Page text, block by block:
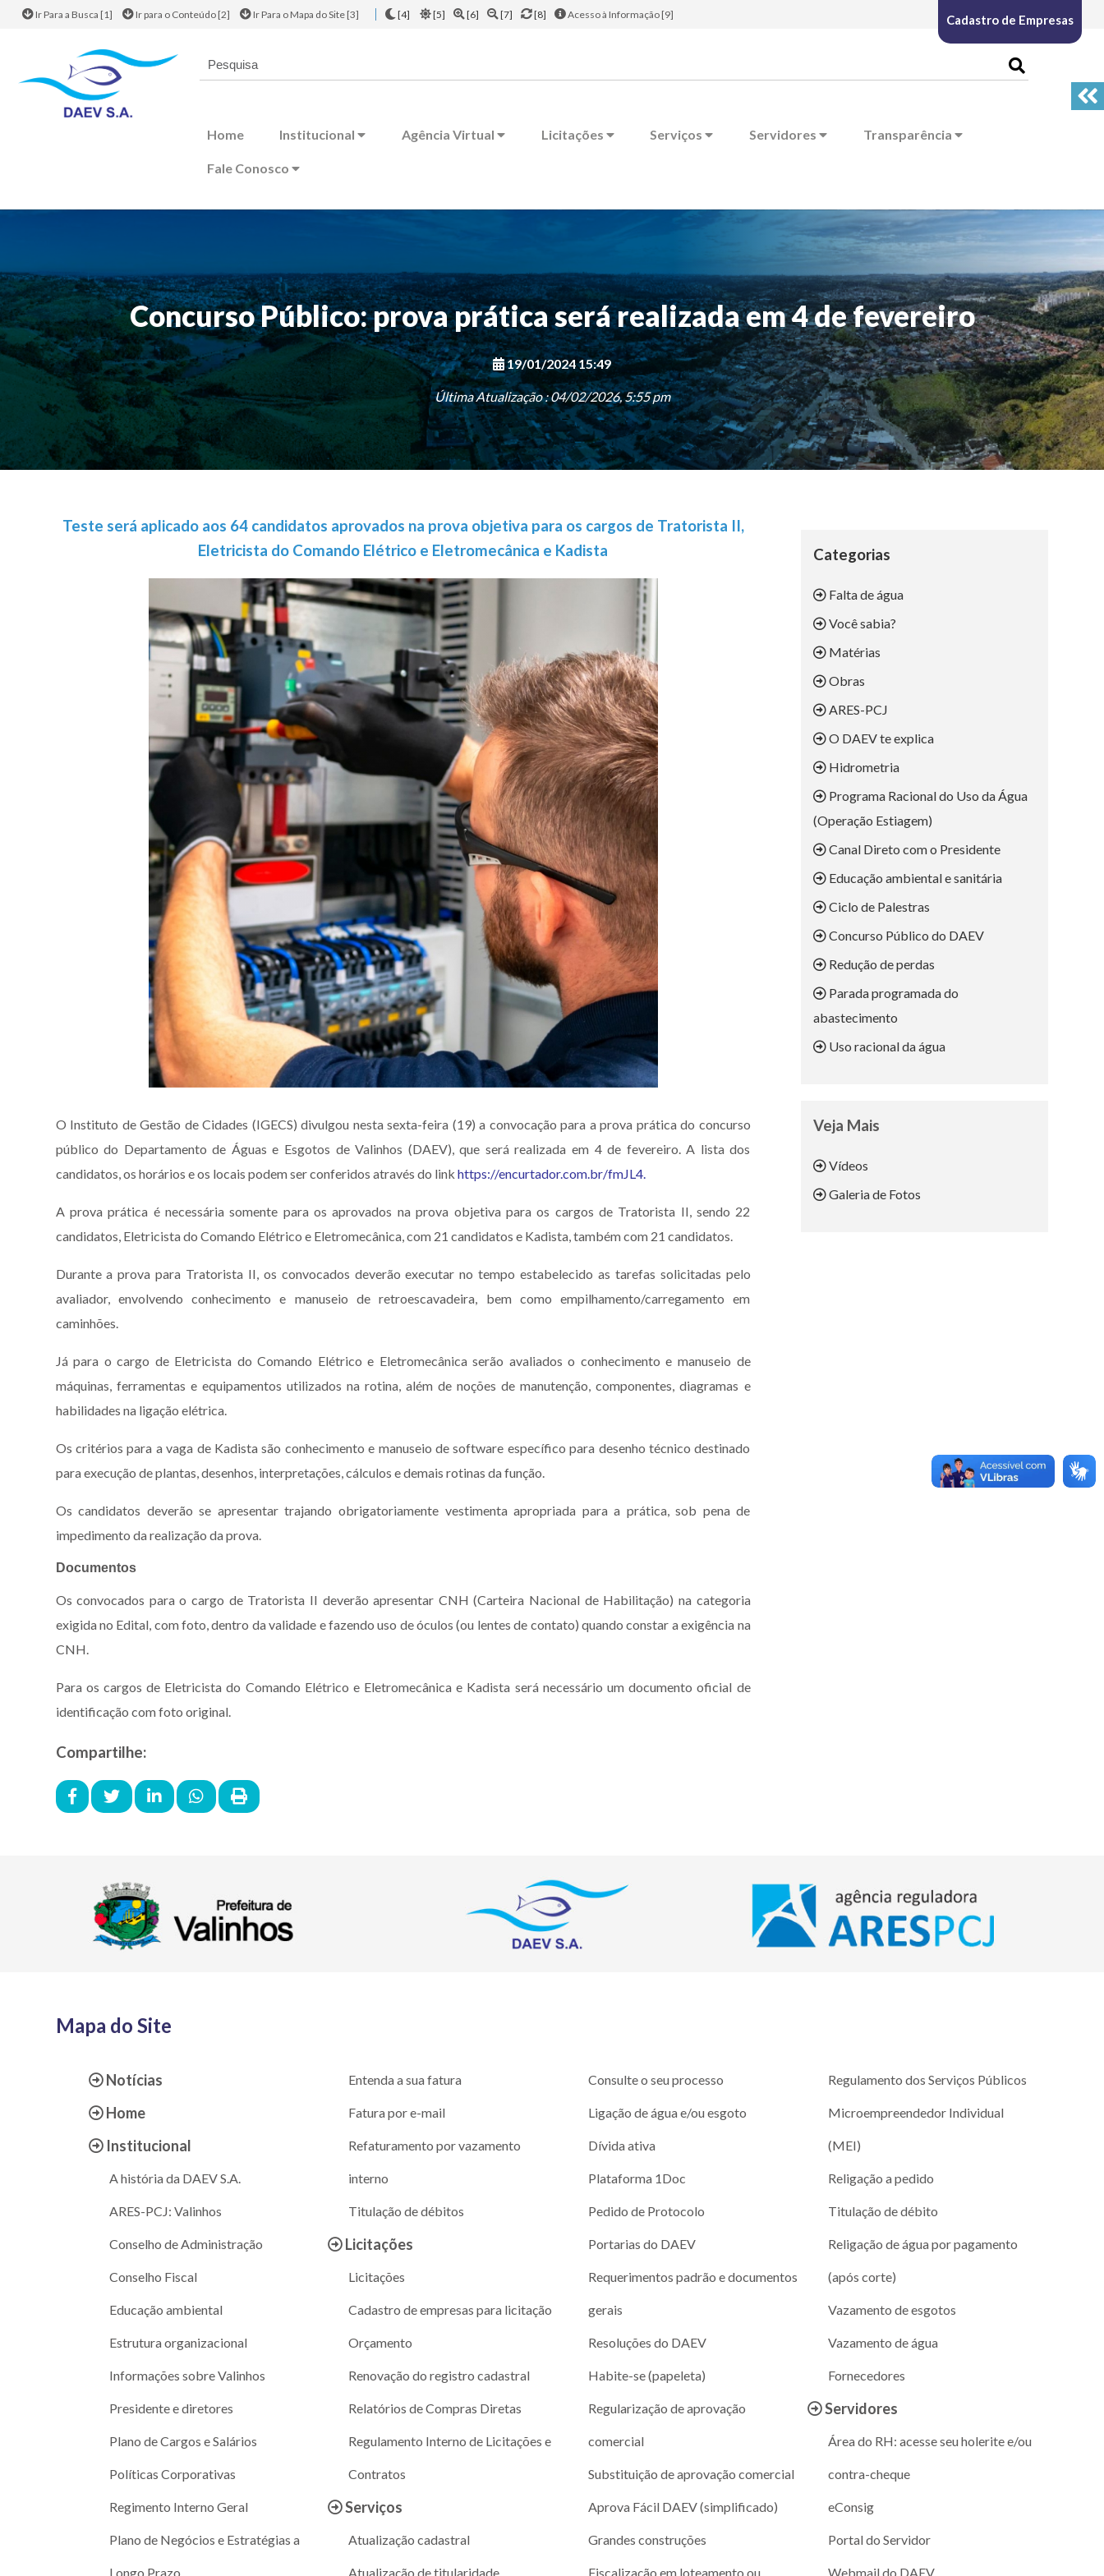
Ir Para a Busca [1] Ir para o Conteúdo [2] Ir Para o Mapa do Site [3] [4] [5] [6] [7] [8] Acesso à Informação [9] Cadastro de Empresas
Home Institucional Agência Virtual Licitações Serviços Servidores Transparência
Fale Conosco
Concurso Público: prova prática será realizada em 4 de fevereiro
19/01/2024 15:49
Última Atualização : 04/02/2026, 5:55 pm
Teste será aplicado aos 64 candidatos aprovados na prova objetiva para os cargos de Tratorista II,
Eletricista do Comando Elétrico e Eletromecânica e Kadista
O Instituto de Gestão de Cidades (IGECS) divulgou nesta sexta-feira (19) a convocação para a prova prática do concurso
público do Departamento de Águas e Esgotos de Valinhos (DAEV), que será realizada em 4 de fevereiro. A lista dos
candidatos, os horários e os locais podem ser conferidos através do link https://encurtador.com.br/fmJL4.
A prova prática é necessária somente para os aprovados na prova objetiva para os cargos de Tratorista II, sendo 22
candidatos, Eletricista do Comando Elétrico e Eletromecânica, com 21 candidatos e Kadista, também com 21 candidatos.
Durante a prova para Tratorista II, os convocados deverão executar no tempo estabelecido as tarefas solicitadas pelo
avaliador, envolvendo conhecimento e manuseio de retroescavadeira, bem como empilhamento/carregamento em
caminhões.
Já para o cargo de Eletricista do Comando Elétrico e Eletromecânica serão avaliados o conhecimento e manuseio de
máquinas, ferramentas e equipamentos utilizados na rotina, além de noções de manutenção, componentes, diagramas e
habilidades na ligação elétrica.
Os critérios para a vaga de Kadista são conhecimento e manuseio de software específico para desenho técnico destinado
para execução de plantas, desenhos, interpretações, cálculos e demais rotinas da função.
Os candidatos deverão se apresentar trajando obrigatoriamente vestimenta apropriada para a prática, sob pena de
impedimento da realização da prova.
Documentos
Os convocados para o cargo de Tratorista II deverão apresentar CNH (Carteira Nacional de Habilitação) na categoria
exigida no Edital, com foto, dentro da validade e fazendo uso de óculos (ou lentes de contato) quando constar a exigência na
CNH.
Para os cargos de Eletricista do Comando Elétrico e Eletromecânica e Kadista será necessário um documento oficial de
identificação com foto original.
Compartilhe:
Categorias
Falta de água
Você sabia?
Matérias
Obras
ARES-PCJ
O DAEV te explica
Hidrometria
Programa Racional do Uso da Água
(Operação Estiagem)
Canal Direto com o Presidente
Educação ambiental e sanitária
Ciclo de Palestras
Concurso Público do DAEV
Redução de perdas
Parada programada do
abastecimento
Uso racional da água
Veja Mais
Vídeos
Galeria de Fotos
Mapa do Site
Notícias
Home
Institucional
A história da DAEV S.A.
ARES-PCJ: Valinhos
Conselho de Administração
Conselho Fiscal
Educação ambiental
Estrutura organizacional
Informações sobre Valinhos
Presidente e diretores
Plano de Cargos e Salários
Políticas Corporativas
Regimento Interno Geral
Plano de Negócios e Estratégias a
Longo Prazo
Entenda a sua fatura
Fatura por e-mail
Refaturamento por vazamento
interno
Titulação de débitos
Licitações
Licitações
Cadastro de empresas para licitação
Orçamento
Renovação do registro cadastral
Relatórios de Compras Diretas
Regulamento Interno de Licitações e
Contratos
Serviços
Atualização cadastral
Atualização de titularidade
Consulte o seu processo
Ligação de água e/ou esgoto
Dívida ativa
Plataforma 1Doc
Pedido de Protocolo
Portarias do DAEV
Requerimentos padrão e documentos
gerais
Resoluções do DAEV
Habite-se (papeleta)
Regularização de aprovação
comercial
Substituição de aprovação comercial
Aprova Fácil DAEV (simplificado)
Grandes construções
Fiscalização em loteamento ou
Regulamento dos Serviços Públicos
Microempreendedor Individual
(MEI)
Religação a pedido
Titulação de débito
Religação de água por pagamento
(após corte)
Vazamento de esgotos
Vazamento de água
Fornecedores
Servidores
Área do RH: acesse seu holerite e/ou
contra-cheque
eConsig
Portal do Servidor
Webmail do DAEV